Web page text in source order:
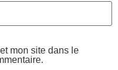
mon site dans le